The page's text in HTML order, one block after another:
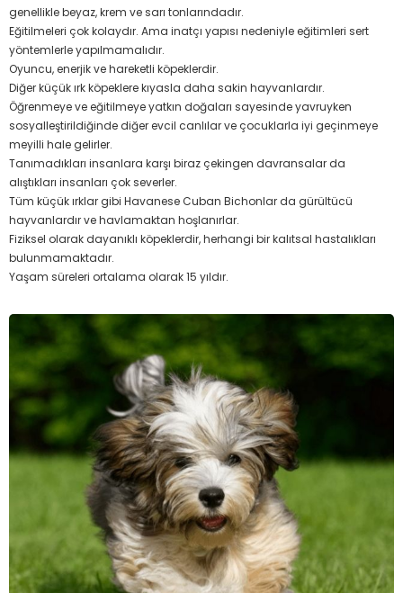
genellikle beyaz, krem ve sarı tonlarındadır.
Eğitilmeleri çok kolaydır. Ama inatçı yapısı nedeniyle eğitimleri sert
yöntemlerle yapılmamalıdır.
Oyuncu, enerjik ve hareketli köpeklerdir.
Diğer küçük ırk köpeklere kıyasla daha sakin hayvanlardır.
Öğrenmeye ve eğitilmeye yatkın doğaları sayesinde yavruyken
sosyalleştirildiğinde diğer evcil canlılar ve çocuklarla iyi geçinmeye
meyilli hale gelirler.
Tanımadıkları insanlara karşı biraz çekingen davransalar da
alıştıkları insanları çok severler.
Tüm küçük ırklar gibi Havanese Cuban Bichonlar da gürültücü
hayvanlardır ve havlamaktan hoşlanırlar.
Fiziksel olarak dayanıklı köpeklerdir, herhangi bir kalıtsal hastalıkları
bulunmamaktadır.
Yaşam süreleri ortalama olarak 15 yıldır.